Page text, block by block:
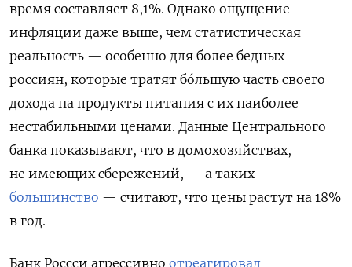
время составляет 8,1%. Однако ощущение
инфляции даже выше, чем статистическая
реальность — особенно для более бедных
россиян, которые тратят бо́льшую часть своего
дохода на продукты питания с их наиболее
нестабильными ценами. Данные Центрального
банка показывают, что в домохозяйствах,
не имеющих сбережений, — а таких
большинство — считают, что цены растут на 18%
в год.
Банк Россси агрессивно отреагировал